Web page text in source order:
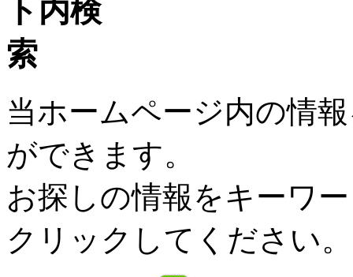
当ホームページ内の情
ができます。
お探しの情報をキーワ
クリックしてください。